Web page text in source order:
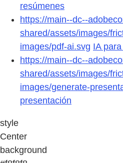
resúmenes
https://main--dc--
shared/assets/images/
images/pdf-ai.svg IA
https://main--dc--
shared/assets/images/
images/generate-
presentación
style
Center
background